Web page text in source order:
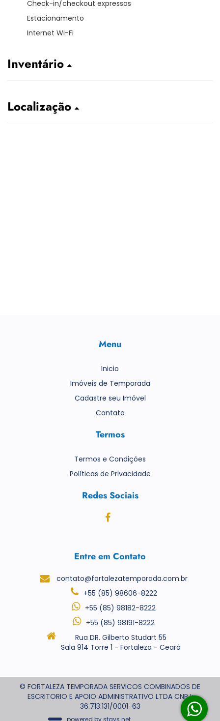
Check-in/checkout expressos
Estacionamento
Internet Wi-Fi
Inventário
Localização
Menu
Inicio
Imóveis de Temporada
Cadastre seu Imóvel
Contato
Termos
Termos e Condições
Políticas de Privacidade
Redes Sociais
Entre em Contato
contato@fortalezatemporada.com.br
+55 (85) 98606-8222
+55 (85) 98182-8222
+55 (85) 98191-8222
Rua DR. Gilberto Studart 55
Sala 914 Torre 1 - Fortaleza - Ceará
© FORTALEZA TEMPORADA SERVICOS COMBINADOS DE
ESCRITORIO E APOIO ADMINISTRATIVO LTDA CNPJ:
36.713.131/0001-63